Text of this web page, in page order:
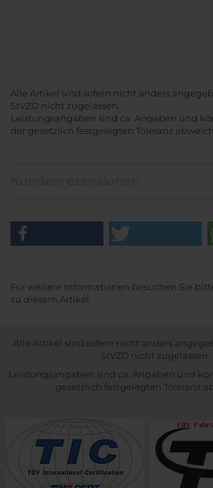
Alle Artikel sind sofern nicht anders
StVZO nicht zugelassen.
Leistungsangaben sind ca. Angaben und
der gesetzlich festgelegten Toleranz
Für weitere Informationen besuchen Sie
zu diesem Artikel.
Alle Artikel sind sofern nicht anders
StVZO nicht zugelassen.
Leistungsangaben sind ca. Angaben und
gesetzlich festgelegten Toleranz